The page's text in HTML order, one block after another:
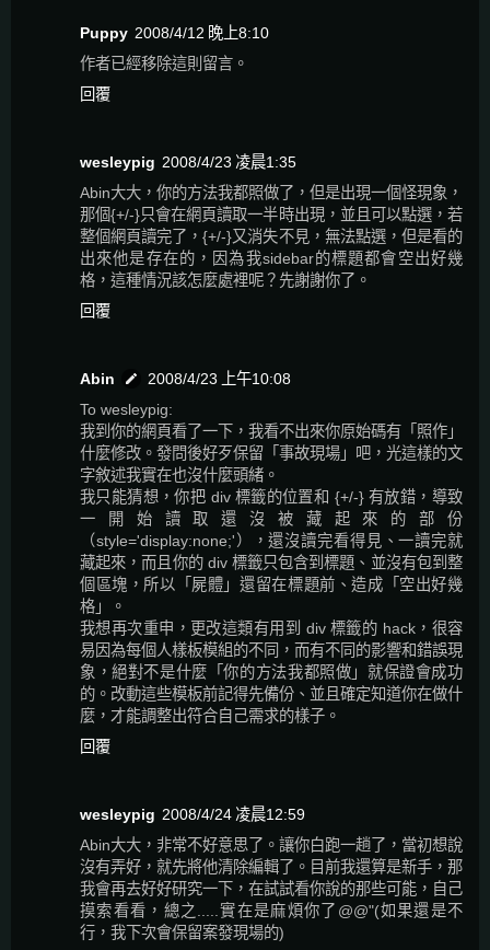
Puppy 2008/4/12 晚上8:10
作者已經移除這則留言。
回覆
wesleypig 2008/4/23 凌晨1:35
Abin大大，你的方法我都照做了，但是出現一個怪現象，
那個{+/-}只會在網頁讀取一半時出現，並且可以點選，若
整個網頁讀完了，{+/-}又消失不見，無法點選，但是看的
出來他是存在的，因為我sidebar的標題都會空出好幾
格，這種情況該怎麼處裡呢？先謝謝你了。
回覆
Abin
2008/4/23 上午10:08
To wesleypig:
我到你的網頁看了一下，我看不出來你原始碼有「照作」
什麼修改。發問後好歹保留「事故現場」吧，光這樣的文
字敘述我實在也沒什麼頭緒。
我只能猜想，你把 div 標籤的位置和 {+/-} 有放錯，導致
一開始讀取還沒被藏起來的部份
（style='display:none;'），還沒讀完看得見、一讀完就
藏起來，而且你的 div 標籤只包含到標題、並沒有包到整
個區塊，所以「屍體」還留在標題前、造成「空出好幾
格」。
我想再次重申，更改這類有用到 div 標籤的 hack，很容
易因為每個人樣板模組的不同，而有不同的影響和錯誤現
象，絕對不是什麼「你的方法我都照做」就保證會成功
的。改動這些模板前記得先備份、並且確定知道你在做什
麼，才能調整出符合自己需求的樣子。
回覆
wesleypig 2008/4/24 凌晨12:59
Abin大大，非常不好意思了。讓你白跑一趟了，當初想說
沒有弄好，就先將他清除編輯了。目前我還算是新手，那
我會再去好好研究一下，在試試看你說的那些可能，自己
摸索看看，總之.....實在是麻煩你了@@"(如果還是不
行，我下次會保留案發現場的)